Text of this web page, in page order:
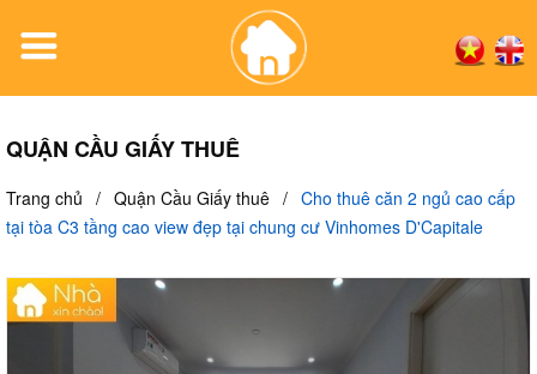
QUẬN CẦU GIẤY THUÊ
Trang chủ / Quận Cầu Giấy thuê / Cho thuê căn 2 ngủ cao cấp
tại tòa C3 tầng cao view đẹp tại chung cư Vinhomes D'Capitale